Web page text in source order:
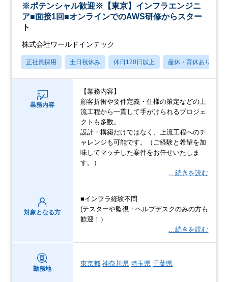
※ポテンシャル歓迎※【東京】インフラエンジニ
ア■面接1回■オンラインでのAWS研修からスター
ト
株式会社ワールドインテック
正社員採用 土日祝休み 休日120日以上 産休・育休あり
業務内容
【業務内容】
顧客折衝や要件定義・仕様の策定などの上
流工程から一貫して手がけられるプロジェ
クトも多数。
設計・構築だけではなく、上流工程へのチ
ャレンジも可能です。（ご経験と希望を加
味してマッチした案件をお任せいたしま
す。）
…続きを読む
対象となる方
■インフラ経験不問
(テスターや監視・ヘルプデスクのみの方も
歓迎！）
…続きを読む
勤務地
東京都 神奈川県 埼玉県 千葉県